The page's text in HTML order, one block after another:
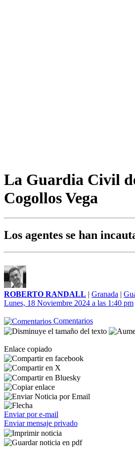
La Guardia Civil
Cogollos Vega
Los agentes se han
ROBERTO RANDALL | Granada |
Lunes, 18 Noviembre 2024 a las 1:40 pm
Comentarios
Enlace copiado
Enviar por e-mail
Enviar mensaje privado